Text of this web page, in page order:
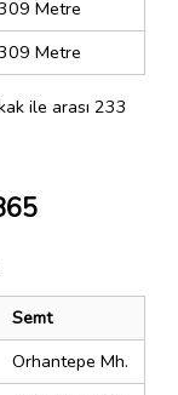
Metre
Metre
ile arası 233
Semt
Orhantepe Mh.